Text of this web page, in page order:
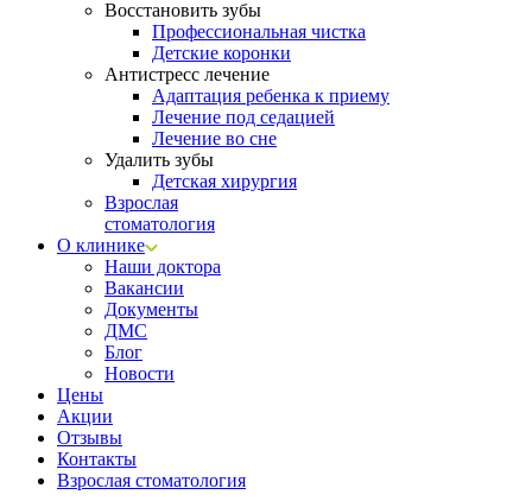
Восстановить зубы
Профессиональная чистка
Детские коронки
Антистресс лечение
Адаптация ребенка к приему
Лечение под седацией
Лечение во сне
Удалить зубы
Детская хирургия
Взрослая
стоматология
О клинике
Наши доктора
Вакансии
Документы
ДМС
Блог
Новости
Цены
Акции
Отзывы
Контакты
Взрослая стоматология